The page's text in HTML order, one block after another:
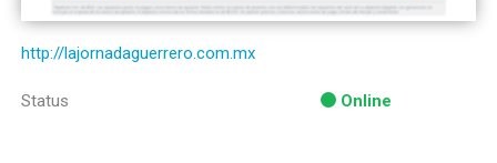
http://lajornadaguerrero.com.mx
Status Online